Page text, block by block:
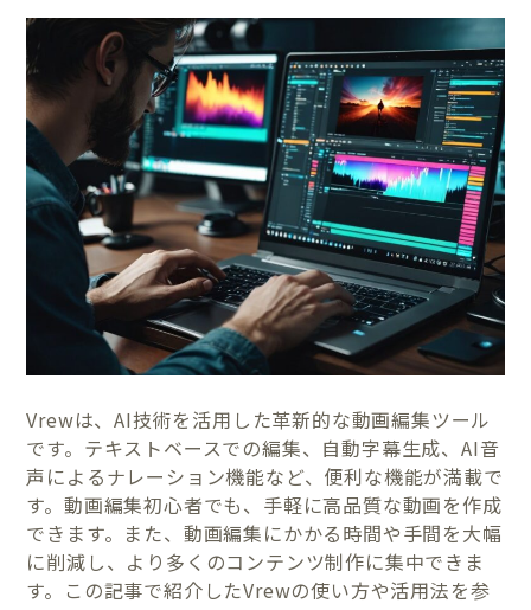
Vrewは、AI技術を活用した革新的な動画編集ツール
です。テキストベースでの編集、自動字幕生成、AI音
声によるナレーション機能など、便利な機能が満載で
す。動画編集初心者でも、手軽に高品質な動画を作成
できます。また、動画編集にかかる時間や手間を大幅
に削減し、より多くのコンテンツ制作に集中できま
す。この記事で紹介したVrewの使い方や活用法を参